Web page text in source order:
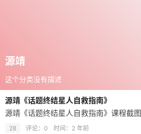
源靖
这个分类没有描述
源靖《话题终结星人自救指南》
源靖《话题终结星人自救指南》课程截图
28 评论：0 时间： 2 年前